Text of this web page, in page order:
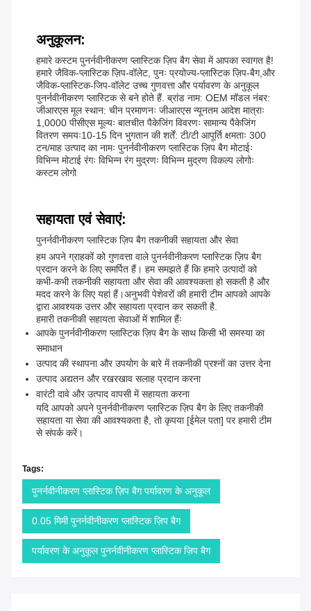
अनुकूलन:
हमारे कस्टम पुनर्नवीनीकरण प्लास्टिक ज़िप बैग सेवा में आपका स्वागत है!
हमारे जैविक-प्लास्टिक ज़िप-वॉलेट, पुनः प्रयोज्य-प्लास्टिक ज़िप-बैग,और
जैविक-प्लास्टिक-जिप-वॉलेट उच्च गुणवत्ता और पर्यावरण के अनुकूल
पुनर्नवीनीकरण प्लास्टिक से बने होते हैं. ब्रांड नाम: OEM मॉडल नंबर:
जीआरएस मूल स्थान: चीन प्रमाणनः जीआरएस न्यूनतम आदेश मात्राः
1,0000 पीसीएस मूल्यः बातचीत पैकेजिंग विवरणः सामान्य पैकेजिंग
वितरण समयः10-15 दिन भुगतान की शर्तें: टी/टी आपूर्ति क्षमताः 300
टन/माह उत्पाद का नामः पुनर्नवीनीकरण प्लास्टिक ज़िप बैग मोटाईः
विभिन्न मोटाई रंगः विभिन्न रंग मुद्रणः विभिन्न मुद्रण विकल्प लोगोः
कस्टम लोगो
सहायता एवं सेवाएं:
पुनर्नवीनीकरण प्लास्टिक ज़िप बैग तकनीकी सहायता और सेवा
हम अपने ग्राहकों को गुणवत्ता वाले पुनर्नवीनीकरण प्लास्टिक ज़िप बैग
प्रदान करने के लिए समर्पित हैं। हम समझते हैं कि हमारे उत्पादों को
कभी-कभी तकनीकी सहायता और सेवा की आवश्यकता हो सकती है और
मदद करने के लिए यहां हैं।अनुभवी पेशेवरों की हमारी टीम आपको आपके
द्वारा आवश्यक उत्तर और सहायता प्रदान कर सकती है.
हमारी तकनीकी सहायता सेवाओं में शामिल हैंः
आपके पुनर्नवीनीकरण प्लास्टिक ज़िप बैग के साथ किसी भी समस्या का
समाधान
उत्पाद की स्थापना और उपयोग के बारे में तकनीकी प्रश्नों का उत्तर देना
उत्पाद अद्यतन और रखरखाव सलाह प्रदान करना
वारंटी दावे और उत्पाद वापसी में सहायता करना
यदि आपको अपने पुनर्नवीनीकरण प्लास्टिक ज़िप बैग के लिए तकनीकी
सहायता या सेवा की आवश्यकता है, तो कृपया [ईमेल पता] पर हमारी टीम
से संपर्क करें।
Tags:
पुनर्नवीनीकरण प्लास्टिक ज़िप बैग पर्यावरण के अनुकूल
0.05 मिमी पुनर्नवीनीकरण प्लास्टिक ज़िप बैग
पर्यावरण के अनुकूल पुनर्नवीनीकरण प्लास्टिक ज़िप बैग